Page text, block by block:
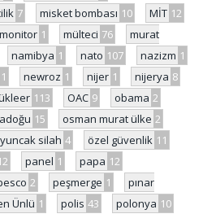
7 misket bombası 10 MİT 12
monitor 1 mülteci 76
murat
namibya 1 nato 107 nazizm 1
1 newroz 1 nijer 1 nijerya 8
113 OAC 9 obama 2
15 osman murat ülke 2
silah 4 özel güvenlik 11
panel 1 papa 12
2 peşmerge 1
pınar
Ünlü 1 polis 43 polonya 10